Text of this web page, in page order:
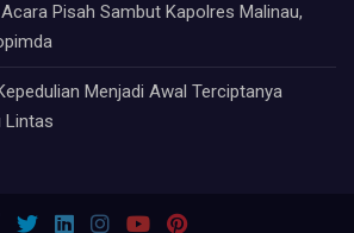
Pisah Sambut Kapolres Malinau,
Menjadi Awal Terciptanya
Lintas